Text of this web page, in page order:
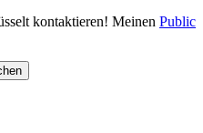
kontaktieren! Meinen Public